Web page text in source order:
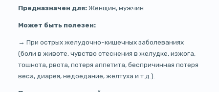
Предназначен для:Женщин, мужчин
Может быть полезен:
→ При острых желудочно-кишечных заболеваниях
(боли в животе, чувство стеснения в желудке, изжога,
тошнота, рвота, потеря аппетита, беспричинная потеря
веса, диарея, недоедание, желтуха и т.д.).